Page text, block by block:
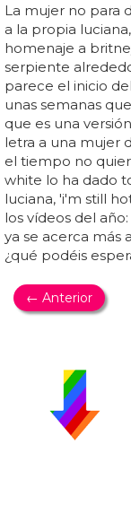
La mujer no para
a la propia
homenaje a
serpiente
parece el inicio
unas semanas
que es una
letra a una mujer
el tiempo no
white lo ha dado
luciana, 'i'm still
los vídeos del
ya se acerca más
¿qué podéis
← Anterior